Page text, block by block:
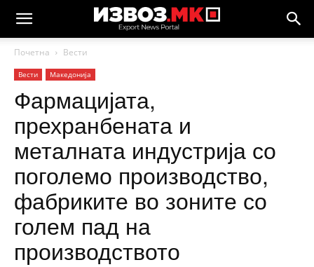
Почетна Вести
Вести Македонија
Фармацијата,
прехранбената и
металната индустрија со
поголемо производство,
фабриките во зоните со
голем пад на
производството